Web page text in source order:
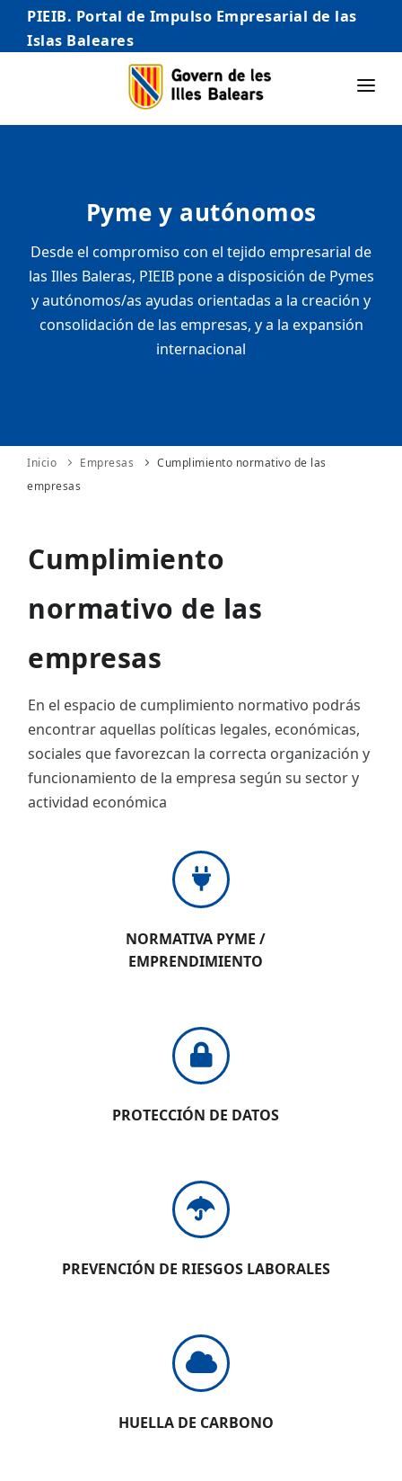
PIEIB. Portal de Impulso Empresarial de las
Islas Baleares
INICIO
AUTÓNOMO/AUTÓNOMA
EMPRENDEDORES
COMERCIO
INTERNACIONALIZACIÓN
STARTUPS AVANZADAS
Pyme y autónomos
Desde el compromiso con el tejido empresarial de
las Illes Baleras, PIEIB pone a disposición de Pymes
y autónomos/as ayudas orientadas a la creación y
consolidación de las empresas, y a la expansión
internacional
Inicio Empresas
Cumplimiento normativo de las
empresas
Cumplimiento
normativo de las
empresas
En el espacio de cumplimiento normativo podrás
encontrar aquellas políticas legales, económicas,
sociales que favorezcan la correcta organización y
funcionamiento de la empresa según su sector y
actividad económica
NORMATIVA PYME /
EMPRENDIMIENTO
PROTECCIÓN DE DATOS
PREVENCIÓN DE RIESGOS LABORALES
HUELLA DE CARBONO